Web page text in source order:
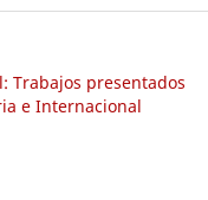
Trabajos presentados
e Internacional